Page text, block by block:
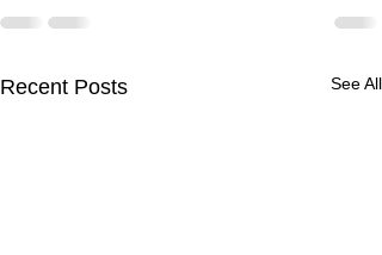
Recent Posts See All